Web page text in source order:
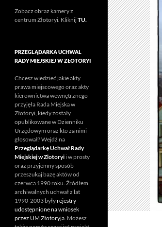
Zobacz obraz kamery z
centrum Złotoryi. KliknijTU.
PRZEGLĄDARKA UCHWAL
RADY MIEJSKIEJ W ZŁOTORYI
Chcesz wiedzieć jakie akty
prawa miejscowego oraz akty
kierownictwa wewnętrznego
przyjęła Rada Miejska w
Złotoryi, kiedy zostały
opublikowane w Dzienniku
Urzędowym oraz kto za nimi
głosował? Wejdź na
Przeglądarkę Uchwał Rady
Miejskiej w Zlotoryi i w prosty
oraz przyjemny sposób
przeszukaj bazę aktów od
czerwca 1990 roku. Źródłem
archiwalnych uchwał z lat
1990-2003 byłyrejestry
udostępnione na wniosek
przez UM Złotoryja. Możesz